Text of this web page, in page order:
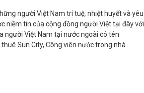
người Việt Nam trí tuệ, nhiệt huyết và yêu
niềm tin của cộng đồng người Việt tại đây với
người Việt Nam tại nước ngoài có tên
Sun City, Công viên nước trong nhà